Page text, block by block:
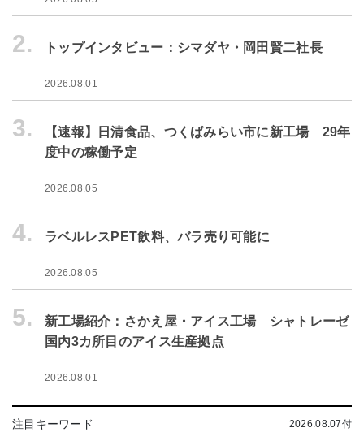
2. トップインタビュー：シマダヤ・岡田賢二社長
2026.08.01
3.
【速報】日清食品、つくばみらい市に新工場 29年
度中の稼働予定
2026.08.05
4. ラベルレスPET飲料、バラ売り可能に
2026.08.05
5.
新工場紹介：さかえ屋・アイス工場 シャトレーゼ
国内3カ所目のアイス生産拠点
2026.08.01
注目キーワード 2026.08.07付